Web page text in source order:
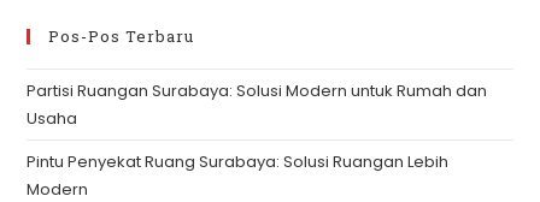
Pos-Pos Terbaru
Partisi Ruangan Surabaya: Solusi Modern untuk Rumah dan
Usaha
Pintu Penyekat Ruang Surabaya: Solusi Ruangan Lebih
Modern